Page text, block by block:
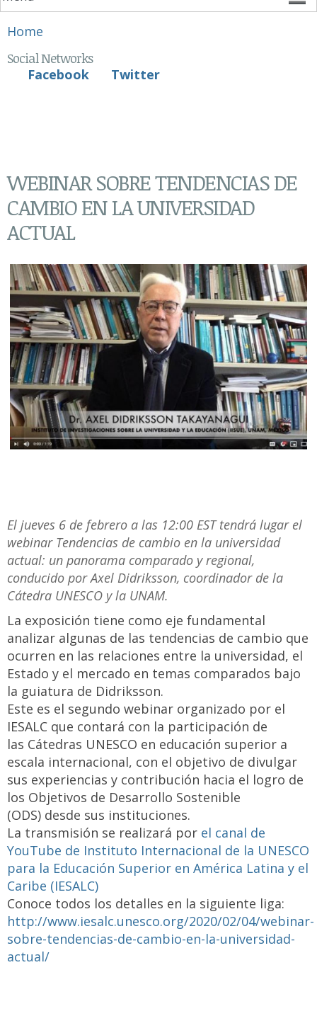
You are here
Home
Social Networks
Facebook
Twitter
WEBINAR SOBRE TENDENCIAS DE
CAMBIO EN LA UNIVERSIDAD
ACTUAL
El jueves 6 de febrero a las 12:00 EST tendrá lugar el
webinar Tendencias de cambio en la universidad
actual: un panorama comparado y regional,
conducido por Axel Didriksson, coordinador de la
Cátedra UNESCO y la UNAM.
La exposición tiene como eje fundamental
analizar algunas de las tendencias de cambio que
ocurren en las relaciones entre la universidad, el
Estado y el mercado en temas comparados bajo
la guiatura de Didriksson.
Este es el segundo webinar organizado por el
IESALC que contará con la participación de
las Cátedras UNESCO en educación superior a
escala internacional, con el objetivo de divulgar
sus experiencias y contribución hacia el logro de
los Objetivos de Desarrollo Sostenible
(ODS) desde sus instituciones.
La transmisión se realizará por el canal de
YouTube de Instituto Internacional de la UNESCO
para la Educación Superior en América Latina y el
Caribe (IESALC)
Conoce todos los detalles en la siguiente liga:
http://www.iesalc.unesco.org/2020/02/04/webinar-
sobre-tendencias-de-cambio-en-la-universidad-
actual/